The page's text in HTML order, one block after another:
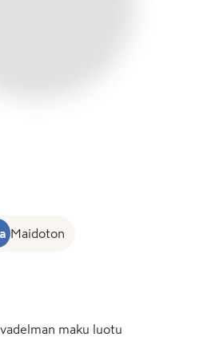
Maidoton
maku luotu